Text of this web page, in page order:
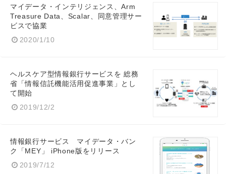
マイデータ・インテリジェンス、Arm
Treasure Data、Scalar、同意管理サー
ビスで協業
2020/1/10
ヘルスケア型情報銀行サービスを 総務
省「情報信託機能活用促進事業」とし
て開始
2019/12/2
情報銀行サービス マイデータ・バン
ク「MEY」 iPhone版をリリース
2019/7/12